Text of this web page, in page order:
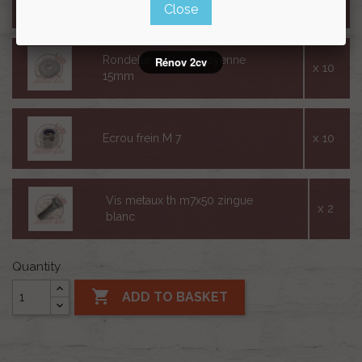
Rondelle m7 tete moyenne
15mm
x 10
Ecrou frein M 7 x 10
Vis metaux th m7x50 zingue
blanc
x 2
Quantity
 ADD TO BASKET
Close
Rénov 2cv